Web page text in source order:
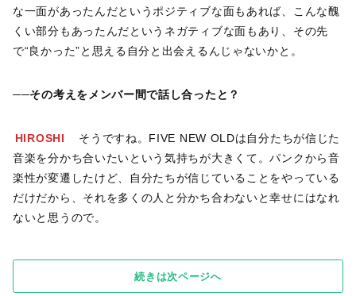
な一面があったんだというポジティブな面もあれば、こんな醜
くい部分もあったんだというネガティブな面もあり、その先
で“良かった”と思える自分と出会えるんじゃないかと。
──その考えをメンバー間で話し合ったと？
HIROSHI
そうですね。FIVE NEW OLDは自分たちが信じた
音楽を分かち合いたいという気持ちが大きくて。パンクから音
楽性が変遷したけど、自分たちが信じていることをやっている
だけだから、それを多くの人と分かち合わないと幸せにはなれ
ないと思うので。
続きは次ページへ